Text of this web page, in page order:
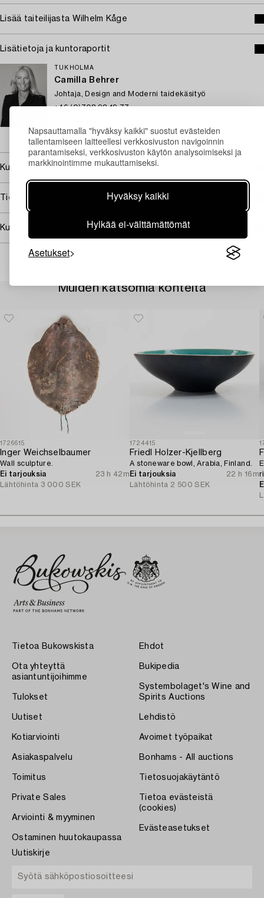
Napsauttamalla "hyväksy kaikki" suostut evästeiden
tallentamiseen laitteellesi verkkosivuston navigoinnin
parantamiseksi, verkkosivuston käytön analysoimiseksi ja
markkinointimme mukauttamiseksi.
Hyväksy kaikki
Hylkää ei-välttämättömät
Asetukset
Lisää taiteilijasta Wilhelm Kåge
Lisätietoja ja kuntoraportit
TUKHOLMA
Camilla Behrer
Johtaja, Design and Moderni taidekäsityö
+46 (0)708 92 19 77
→ Kysyttyjä esineitä
Kuuluu jälleenmyyntikorvauksen piiriin
Tietoa ostamisesta
Kuvan käyttöoikeudet
Muiden katsomia kohteita
1726615
Inger Weichselbaumer
Wall sculpture.
Ei tarjouksia
23 h 42m
Lähtöhinta 3 000 SEK
1724415
Friedl Holzer-Kjellberg
A stoneware bowl, Arabia, Finland.
Ei tarjouksia
22 h 16m
Lähtöhinta 2 500 SEK
Tietoa Bukowskista
Ota yhteyttä
asiantuntijoihimme
Tulokset
Uutiset
Kotiarviointi
Asiakaspalvelu
Toimitus
Private Sales
Arviointi & myyminen
Ostaminen huutokaupassa
Ehdot
Bukipedia
Systembolaget's Wine and
Spirits Auctions
Lehdistö
Avoimet työpaikat
Bonhams - All auctions
Tietosuojakäytäntö
Tietoa evästeistä
(cookies)
Evästeasetukset
Uutiskirje